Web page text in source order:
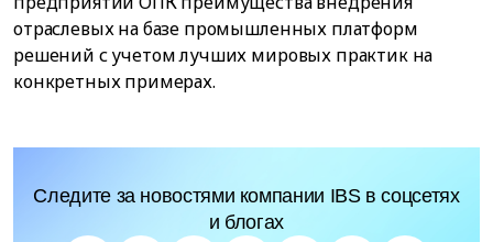
отраслевых на базе промышленных платформ
решений с учетом лучших мировых практик на
конкретных примерах.
Следите за новостями компании IBS в соцсетях
и блогах